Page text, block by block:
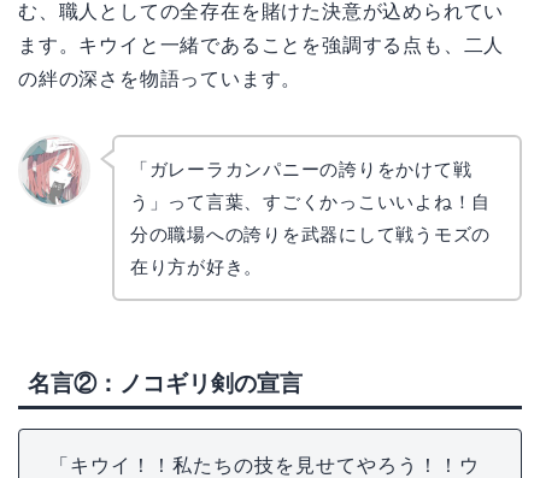
む、職人としての全存在を賭けた決意が込められてい
ます。キウイと一緒であることを強調する点も、二人
の絆の深さを物語っています。
「ガレーラカンパニーの誇りをかけて戦
う」って言葉、すごくかっこいいよね！自
分の職場への誇りを武器にして戦うモズの
在り方が好き。
名言②：ノコギリ剣の宣言
「キウイ！！私たちの技を見せてやろう！！ウ